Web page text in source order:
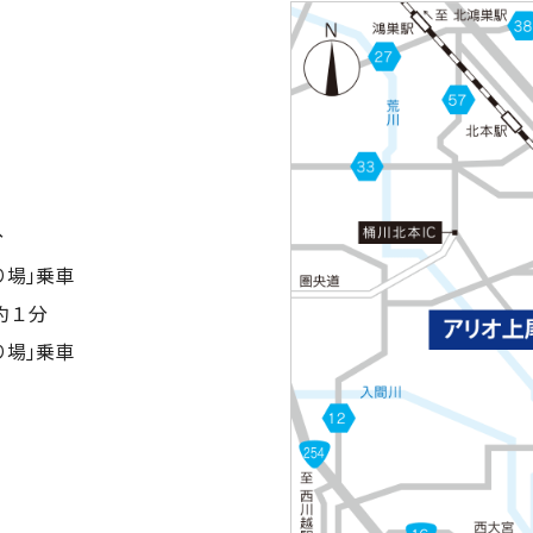
｣乗車
１分
｣乗車